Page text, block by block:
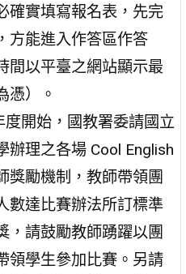
確實填寫報名表，先完
方能進入作答區作答
間以平臺之網站顯示最
憑）。
度開始，國教署委請國立
辦理之各場 Cool English
獎勵機制，教師帶領團
數達比賽辦法所訂標準
，請鼓勵教師踴躍以團
領學生參加比賽。另請